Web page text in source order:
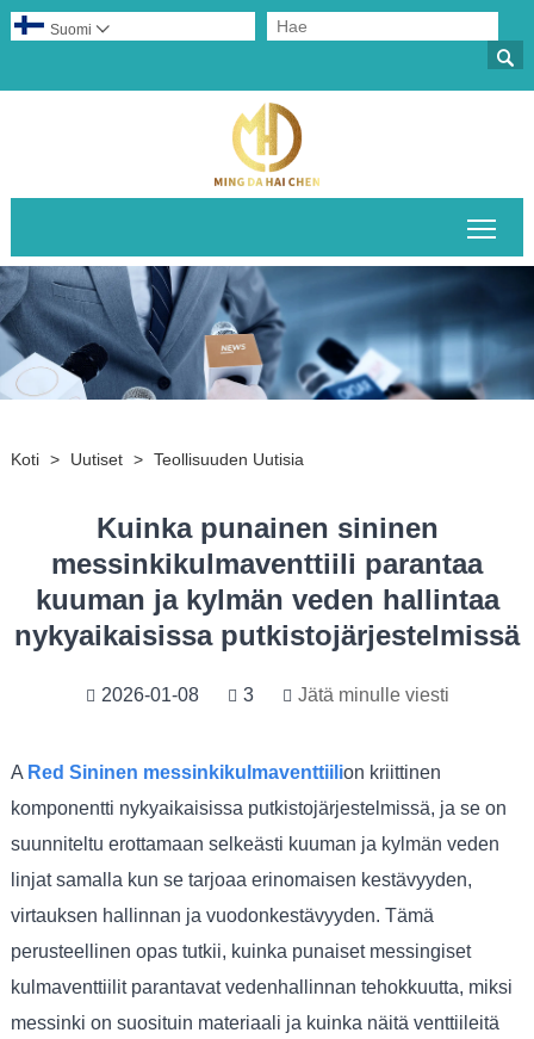

Suomi 
Koti > Uutiset > Teollisuuden Uutisia
Kuinka punainen sininen
messinkikulmaventtiili parantaa
kuuman ja kylmän veden hallintaa
nykyaikaisissa putkistojärjestelmissä
2026-01-08 3 Jätä minulle viesti
A Red Sininen messinkikulmaventtiilion kriittinen
komponentti nykyaikaisissa putkistojärjestelmissä, ja se on
suunniteltu erottamaan selkeästi kuuman ja kylmän veden
linjat samalla kun se tarjoaa erinomaisen kestävyyden,
virtauksen hallinnan ja vuodonkestävyyden. Tämä
perusteellinen opas tutkii, kuinka punaiset messingiset
kulmaventtiilit parantavat vedenhallinnan tehokkuutta, miksi
messinki on suosituin materiaali ja kuinka näitä venttiileitä